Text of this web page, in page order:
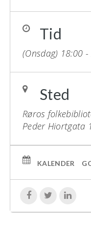
Tid
(Onsdag) 18:00
Sted
Røros
Peder Hiortgata
KALENDER